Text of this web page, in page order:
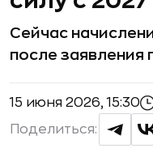
Сейчас
после заявления
15 июня 2026, 15:30
Поделиться: